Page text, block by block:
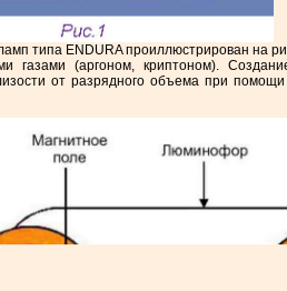
типа ENDURA проиллюстрирован на
газами (аргоном, криптоном).
от разрядного объема при